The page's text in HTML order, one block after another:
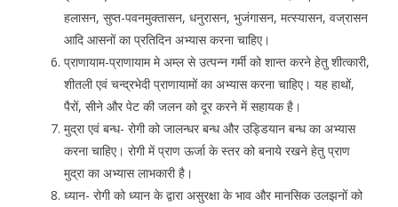
हलासन, सुप्त-पवनमुक्तासन, धनुरासन, भुजंगासन, मत्स्यासन, वज्रासन
आदि आसनों का प्रतिदिन अभ्यास करना चाहिए।
प्राणायाम-प्राणायाम मे अम्ल से उत्पन्न गर्मी को शान्त करने हेतु शीत्कारी,
शीतली एवं चन्द्रभेदी प्राणायामों का अभ्यास करना चाहिए। यह हाथों,
पैरों, सीने और पेट की जलन को दूर करने में सहायक है।
मुद्रा एवं बन्ध- रोगी को जालन्धर बन्ध और उड्डियान बन्ध का अभ्यास
करना चाहिए। रोगी में प्राण ऊर्जा के स्तर को बनाये रखने हेतु प्राण
मुद्रा का अभ्यास लाभकारी है।
ध्यान- रोगी को ध्यान के द्वारा असुरक्षा के भाव और मानसिक उलझनों को